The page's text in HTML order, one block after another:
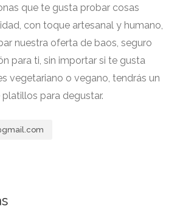
que te gusta probar cosas
con toque artesanal y humano,
nuestra oferta de baos, seguro
para ti, sin importar si te gusta
vegetariano o vegano, tendrás un
para degustar.